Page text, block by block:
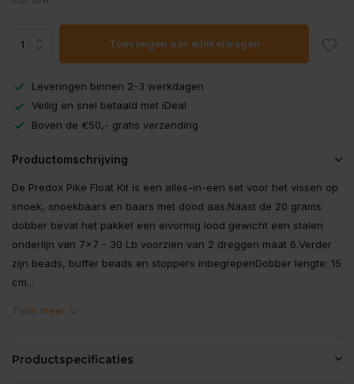
Toevoegen aan winkelwagen
Leveringen binnen 2-3 werkdagen
Veilig en snel betaald met iDeal
Boven de €50,- gratis verzending
Productomschrijving
De Predox Pike Float Kit is een alles-in-een set voor het vissen op
snoek, snoekbaars en baars met dood aas.Naast de 20 grams
dobber bevat het pakket een eivormig lood gewicht een stalen
onderlijn van 7x7 - 30 Lb voorzien van 2 dreggen maat 6.Verder
zijn beads, buffer beads en stoppers inbegrepenDobber lengte: 15
cm...
Toon meer
Productspecificaties